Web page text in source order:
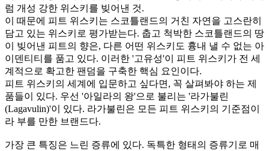
럼 개성 강한 위스키를 빚어낸 것.
이 때문에 피트 위스키는 스코틀랜드의 거친 자연을 고스란히
담고 있는 위스키로 평가받는다. 춥고 척박한 스코틀랜드의 땅
이 빚어낸 피트의 향은, 다른 어떤 위스키도 흉내 낼 수 없는 아
이덴티티를 품고 있다. 이러한 '고유성'이 피트 위스키가 전 세
계적으로 확고한 팬덤을 구축한 핵심 요인이다.
피트 위스키의 세계에 입문하고 싶다면, 꼭 살펴봐야 하는 제
품들이 있다. 우선 '아일라의 왕'으로 불리는 '라가불린
(Lagavulin)'이 있다. 라가불린은 모든 피트 위스키의 기준점이
라 부를 만한 브랜드다.
가장 큰 특징은 느린 증류에 있다. 독특한 형태의 증류기로 매